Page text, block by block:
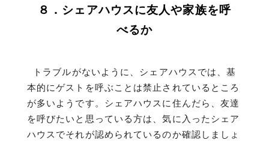
８．シェアハウスに友人や家族を呼
べるか
トラブルがないように、シェアハウスでは、基
本的にゲストを呼ぶことは禁止されているところ
が多いようです。シェアハウスに住んだら、友達
を呼びたいと思っている方は、気に入ったシェア
ハウスでそれが認められているのか確認しましょ